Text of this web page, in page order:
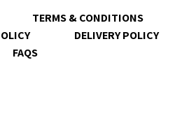
TERMS & CONDITIONS
DELIVERY POLICY
FAQS